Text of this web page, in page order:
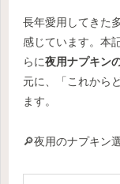
長年愛用してきた
感じています。本
らに夜用ナプキン
元に、「これから
ます。
🔎夜用のナプキン